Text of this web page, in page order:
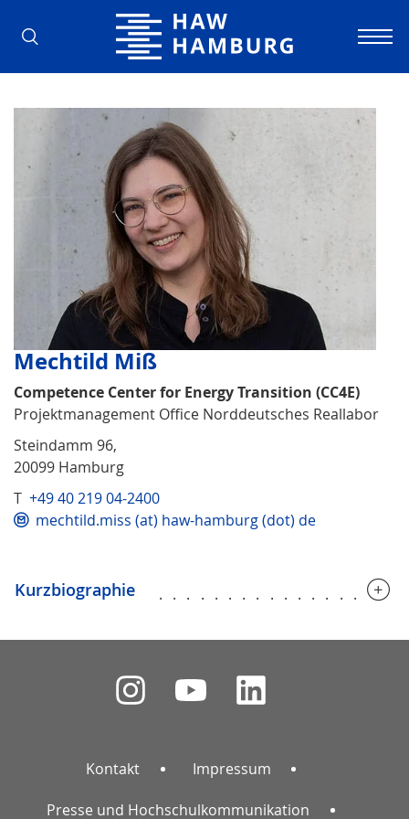
Hochschule für Angewandte
Mechtild Miß
Competence Center for Energy Transition (CC4E)
Projektmanagement Office Norddeutsches Reallabor
Steindamm 96,
20099 Hamburg
T +49 40 219 04-2400
mechtild.miss (at) haw-hamburg (dot) de
Kurzbiographie
Kontakt Impressum
Presse und Hochschulkommunikation